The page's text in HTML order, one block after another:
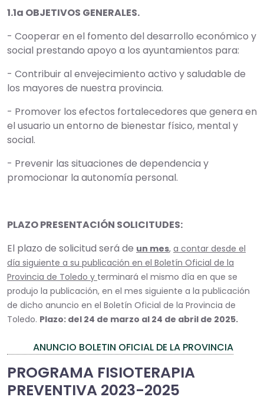
1.1a OBJETIVOS GENERALES.
- Cooperar en el fomento del desarrollo económico y
social prestando apoyo a los ayuntamientos para:
- Contribuir al envejecimiento activo y saludable de
los mayores de nuestra provincia.
- Promover los efectos fortalecedores que genera en
el usuario un entorno de bienestar físico, mental y
social.
- Prevenir las situaciones de dependencia y
promocionar la autonomía personal.
PLAZO PRESENTACIÓN SOLICITUDES:
El plazo de solicitud será de un mes, a contar desde el
día siguiente a su publicación en el Boletín Oficial de la
Provincia de Toledo y terminará el mismo día en que se
produjo la publicación, en el mes siguiente a la publicación
de dicho anuncio en el Boletín Oficial de la Provincia de
Toledo. Plazo: del 24 de marzo al 24 de abril de 2025.
ANUNCIO BOLETIN OFICIAL DE LA PROVINCIA
PROGRAMA FISIOTERAPIA
PREVENTIVA 2023-2025